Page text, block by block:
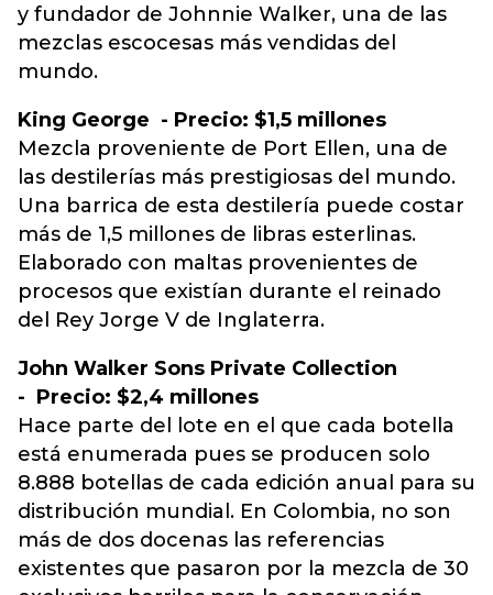
y fundador de Johnnie Walker, una de las
mezclas escocesas más vendidas del
mundo.
King George - Precio: $1,5 millones
Mezcla proveniente de Port Ellen, una de
las destilerías más prestigiosas del mundo.
Una barrica de esta destilería puede costar
más de 1,5 millones de libras esterlinas.
Elaborado con maltas provenientes de
procesos que existían durante el reinado
del Rey Jorge V de Inglaterra.
John Walker Sons Private Collection
- Precio: $2,4 millones
Hace parte del lote en el que cada botella
está enumerada pues se producen solo
8.888 botellas de cada edición anual para su
distribución mundial. En Colombia, no son
más de dos docenas las referencias
existentes que pasaron por la mezcla de 30